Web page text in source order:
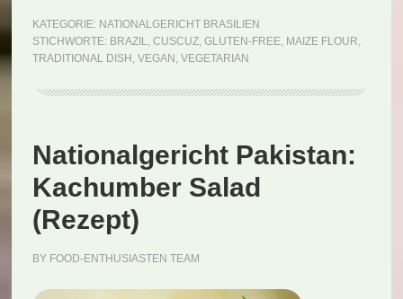
(Rezept)
KATEGORIE: NATIONALGERICHT BRASILIEN
STICHWORTE: BRAZIL, CUSCUZ, GLUTEN-FREE, MAIZE FLOUR,
TRADITIONAL DISH , VEGAN , VEGETARIAN
Nationalgericht Pakistan:
Kachumber Salad
(Rezept)
BY FOOD-ENTHUSIASTEN TEAM